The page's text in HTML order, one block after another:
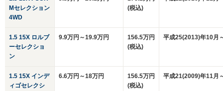
Mセレクション
4WD
(税込)
1.5 15X ロルブ
ーセレクショ
ン
9.9万円～19.9万円
156.5万円
(税込)
平成25(2013)年10月
1.5 15X インデ
ィゴセレクシ
6.6万円～18万円
156.5万円
(税込)
平成21(2009)年11月